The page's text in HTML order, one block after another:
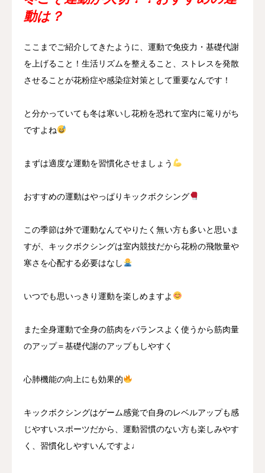
動は？
ここまでご紹介してきたように、運動で免疫力・基礎代謝
を上げること！生活リズムを整えること、ストレスを発散
させることが花粉症や感染症対策として重要なんです！
と分かっていても冬は寒いし花粉を恐れて室内に篭りがち
ですよね
まずは適度な運動を習慣化させましょう
おすすめの運動はやっぱりキックボクシング
この季節は外で運動なんてやりたく無い方も多いと思いま
すが、キックボクシングは室内競技だから花粉の飛散量や
寒さを心配する必要はなし
いつでも思いっきり運動を楽しめますよ
また全身運動で全身の筋肉をバランスよく使うから筋肉量
のアップ＝基礎代謝のアップもしやすく
心肺機能の向上にも効果的
キックボクシングはゲーム感覚で自身のレベルアップも感
じやすいスポーツだから、運動習慣のない方も楽しみやす
く、習慣化しやすいんですよ♩